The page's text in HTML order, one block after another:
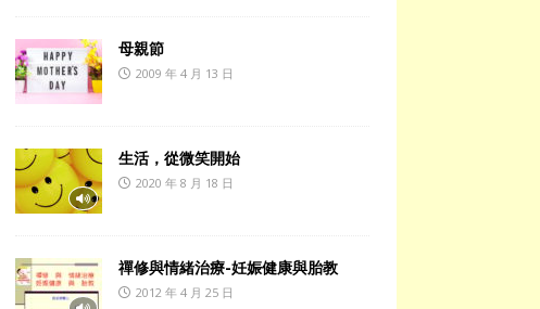
母親節
2009 年 4 月 13 日
生活，從微笑開始
2020 年 8 月 18 日
禪修與情緒治療-妊娠健康與胎教
2012 年 4 月 25 日